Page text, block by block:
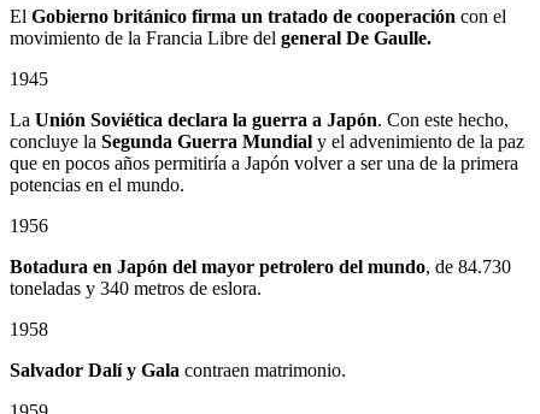
El Gobierno británico firma un tratado de cooperación con el
movimiento de la Francia Libre del general De Gaulle.
1945
La Unión Soviética declara la guerra a Japón. Con este hecho,
concluye la Segunda Guerra Mundial y el advenimiento de la paz
que en pocos años permitiría a Japón volver a ser una de la primera
potencias en el mundo.
1956
Botadura en Japón del mayor petrolero del mundo, de 84.730
toneladas y 340 metros de eslora.
1958
Salvador Dalí y Gala contraen matrimonio.